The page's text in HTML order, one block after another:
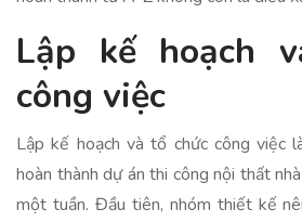
Lập kế hoạch
công việc
Lập kế hoạch và tổ chức công việc
hoàn thành dự án thi công nội thất
một tuần. Đầu tiên, nhóm thiết kế